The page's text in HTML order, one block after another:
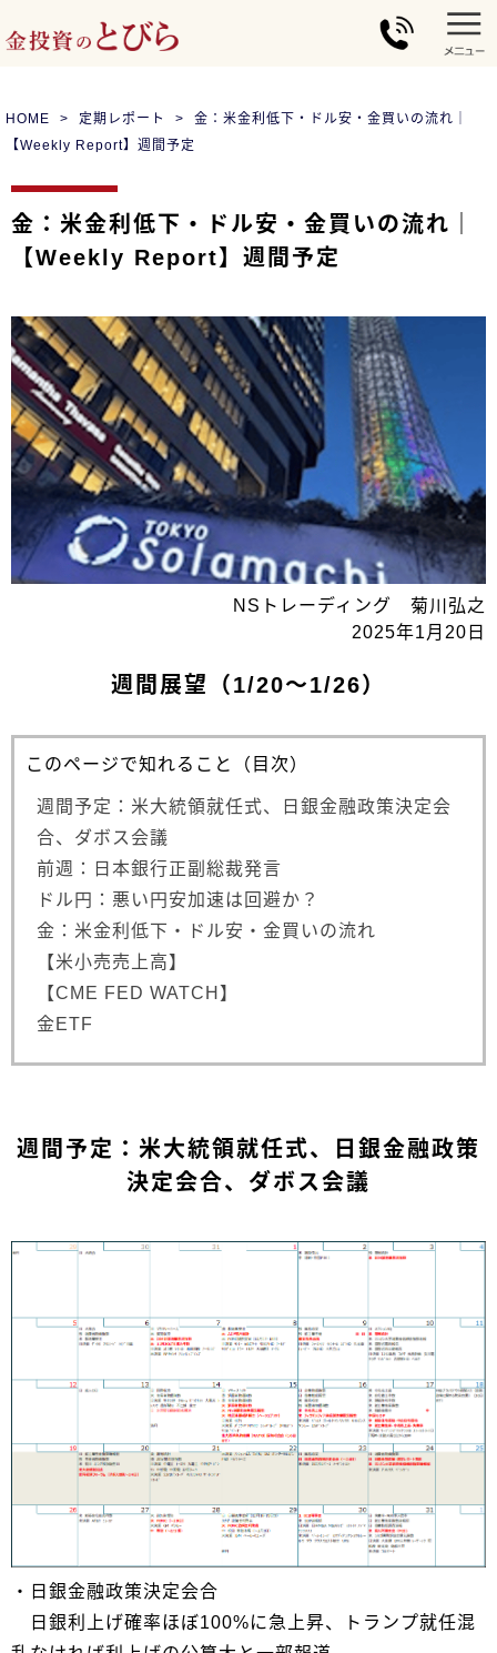
HOME 定期レポート
金：米金利低下・ドル安・金買いの流れ｜
【Weekly Report】週間予定
金：米金利低下・ドル安・金買いの流れ｜
【Weekly Report】週間予定
NSトレーディング 菊川弘之
2025年1月20日
週間展望（1/20～1/26）
このページで知れること（目次）
週間予定：米大統領就任式、日銀金融政策決定会
合、ダボス会議
前週：日本銀行正副総裁発言
ドル円：悪い円安加速は回避か？
金：米金利低下・ドル安・金買いの流れ
【米小売売上高】
【CME FED WATCH】
金ETF
週間予定：米大統領就任式、日銀金融政策
決定会合、ダボス会議
・日銀金融政策決定会合
日銀利上げ確率ほぼ100%に急上昇、トランプ就任混